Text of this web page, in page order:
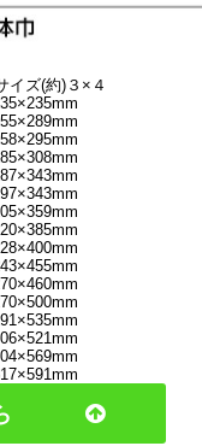
イズ(約)３×４